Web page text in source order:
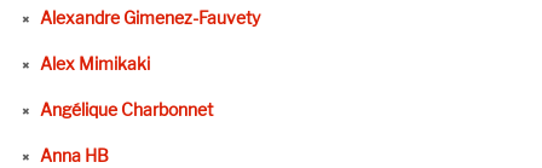
Alexandre Gimenez-Fauvety
Alex Mimikaki
Angélique Charbonnet
Anna HB